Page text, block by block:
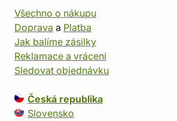
Všechno o nákupu
Doprava a Platba
Jak balíme zásilky
Reklamace a vrácení
Sledovat objednávku
Česká republika
Slovensko